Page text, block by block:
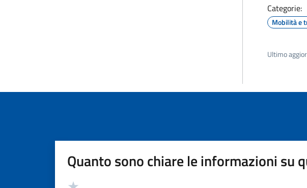
Categorie:
Mobilità e
Ultimo
Quanto sono chiare le informazioni su
Valutazione